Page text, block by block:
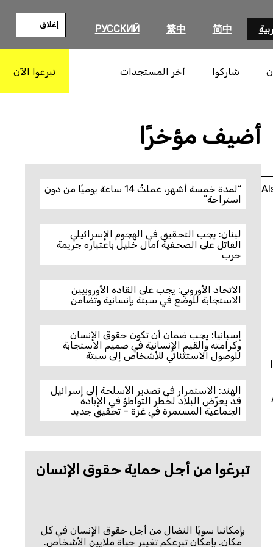
简中
繁中
РУССКИЙ إغلاق
شاركوا آخر المستجدات تبرعوا الآن
أضيف مؤخرًا
“لمدة خمسة أشهر، عملتُ 14 ساعة يوميًا من دون
استراحة”
لبنان: يجب التحقيق في الهجوم الإسرائيلي
القاتل على الصحفية آمال خليل باعتباره جريمة
حرب
الاتحاد الأوروبي: يجب على القادة الأوروبيين
الاستجابة للوضع في سبتة بإنسانية وتضامن
إسبانيا: يجب ضمان أن تكون حقوق الإنسان
وكرامته والقيم الإنسانية في صميم الاستجابة
للوصول الاستثنائي للأشخاص إلى سبتة
الهند: الاستمرار في تصدير الأسلحة إلى إسرائيل
قد يعرّض البلاد لخطر التواطؤ في الإبادة
الجماعية المستمرة في غزة – تحقيق جديد
تبرعّوا من أجل حماية حقوق الإنسان
بإمكاننا سويًا النضال من أجل حقوق الإنسان في كل
مكان. بإمكان تبرعكم تغيير حياة ملايين الأشخاص.